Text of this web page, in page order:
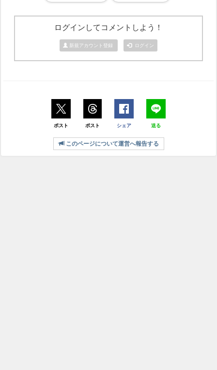
ログインしてコメントしよう！
新規アカウント登録 ログイン
ポスト ポスト シェア 送る
このページについて運営へ報告する